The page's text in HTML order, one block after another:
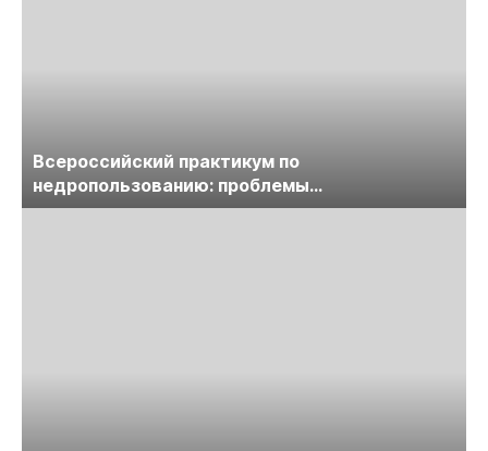
Всероссийский практикум по
недропользованию: проблемы
лицензирования, цифровизации, экспертизы